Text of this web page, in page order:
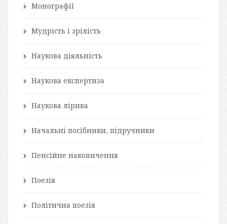
Монографії
Мудрість і зрілість
Наукова діяльність
Наукова експертиза
Наукова лірика
Начальні посібники, підручники
Пенсійне накопичення
Поезія
Політична поезія